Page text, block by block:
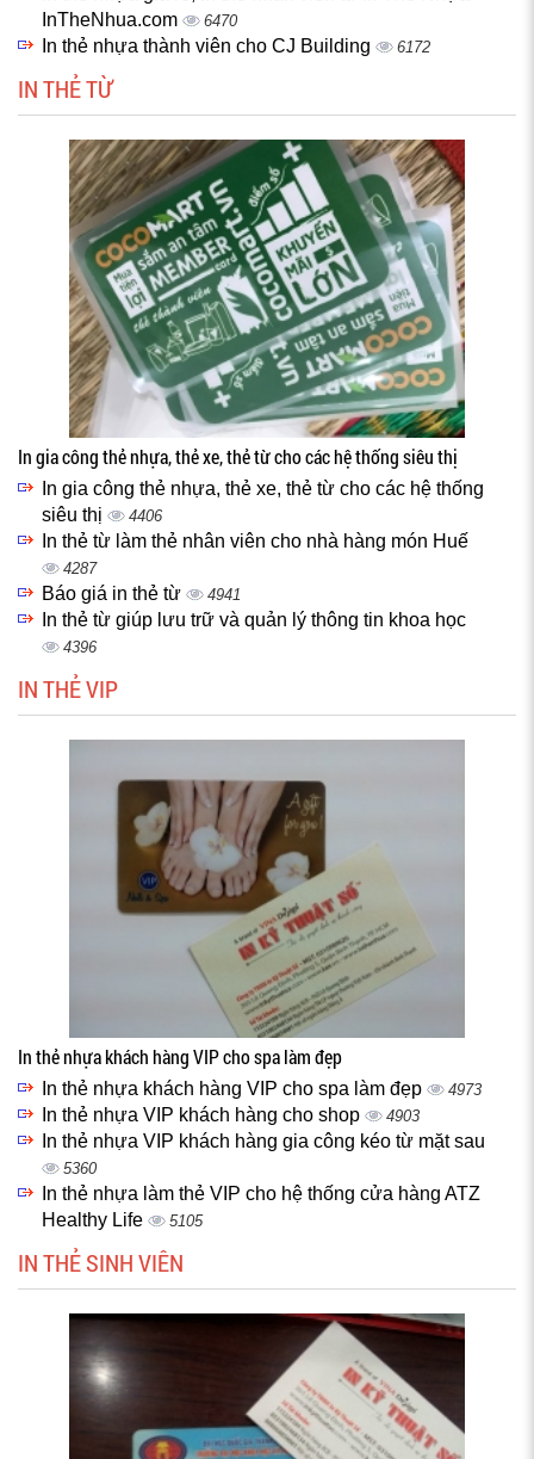
InTheNhua.com
6470
In thẻ nhựa thành viên cho CJ Building 6172
IN THẺ TỪ
In gia công thẻ nhựa, thẻ xe, thẻ từ cho các hệ thống siêu thị
In gia công thẻ nhựa, thẻ xe, thẻ từ cho các hệ thống
siêu thị
4406
In thẻ từ làm thẻ nhân viên cho nhà hàng món Huế
4287
Báo giá in thẻ từ 4941
In thẻ từ giúp lưu trữ và quản lý thông tin khoa học
4396
IN THẺ VIP
In thẻ nhựa khách hàng VIP cho spa làm đẹp
In thẻ nhựa khách hàng VIP cho spa làm đẹp 4973
In thẻ nhựa VIP khách hàng cho shop 4903
In thẻ nhựa VIP khách hàng gia công kéo từ mặt sau
5360
In thẻ nhựa làm thẻ VIP cho hệ thống cửa hàng ATZ
Healthy Life
5105
IN THẺ SINH VIÊN